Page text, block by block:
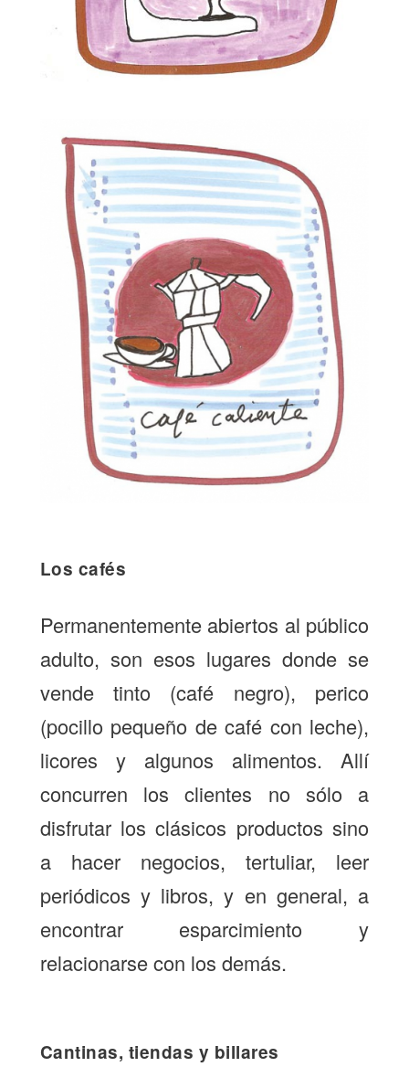
Los cafés
Permanentemente abiertos al público
adulto, son esos lugares donde se
vende tinto (café negro), perico
(pocillo pequeño de café con leche),
licores y algunos alimentos. Allí
concurren los clientes no sólo a
disfrutar los clásicos productos sino
a hacer negocios, tertuliar, leer
periódicos y libros, y en general, a
encontrar esparcimiento y
relacionarse con los demás.
Cantinas, tiendas y billares